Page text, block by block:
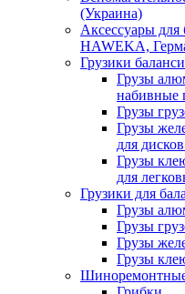
(Украина)
Аксессуары для
HAWEKA,
Грузики
Грузы
набивные
Грузы
Грузы
для
Грузы
для
Грузики для
Грузы
Грузы
Грузы
Грузы